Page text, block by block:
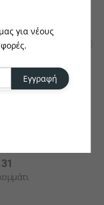
για νέους
Εγγραφή